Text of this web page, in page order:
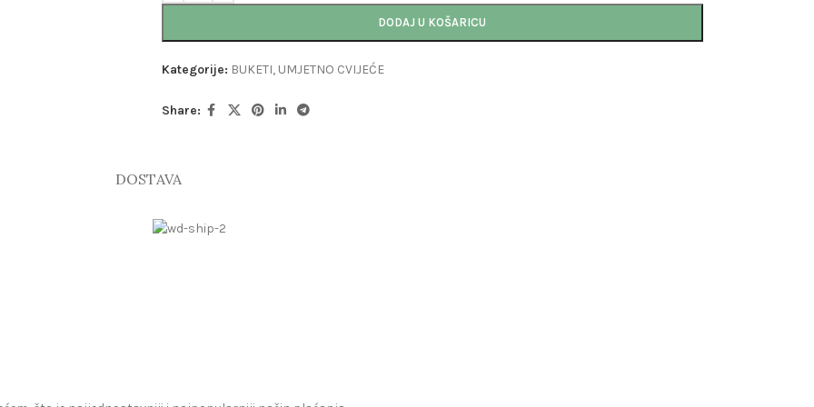
DODAJ U KOŠARICU
Kategorije: BUKETI, UMJETNO CVIJEĆE
Share:
DOSTAVA